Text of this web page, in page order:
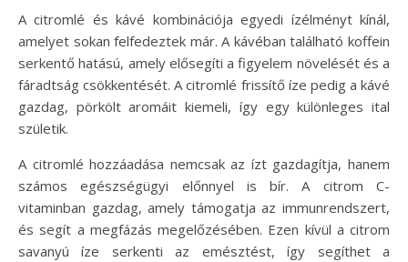
A citromlé és kávé kombinációja egyedi ízélményt kínál,
amelyet sokan felfedeztek már. A kávéban található koffein
serkentő hatású, amely elősegíti a figyelem növelését és a
fáradtság csökkentését. A citromlé frissítő íze pedig a kávé
gazdag, pörkölt aromáit kiemeli, így egy különleges ital
születik.
A citromlé hozzáadása nemcsak az ízt gazdagítja, hanem
számos egészségügyi előnnyel is bír. A citrom C-
vitaminban gazdag, amely támogatja az immunrendszert,
és segít a megfázás megelőzésében. Ezen kívül a citrom
savanyú íze serkenti az emésztést, így segíthet a